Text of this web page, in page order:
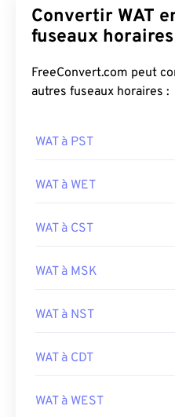
Convertir WAT
fuseaux horaires
FreeConvert.com peut
autres fuseaux horaires :
WAT à PST
WAT à WET
WAT à CST
WAT à MSK
WAT à NST
WAT à CDT
WAT à WEST